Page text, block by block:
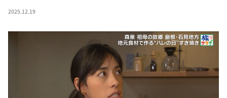
～人生密着トークバラエティ！～ やすとものいたっ
て真剣です
探偵！ナイトスクープ
news おかえり
河合＆A.B.C-Z塚田×福井アナ「なんでやねん！？」
（news おかえり）
DAIGOも台所 ～きょうの献立 何にする？～
2025.12.19